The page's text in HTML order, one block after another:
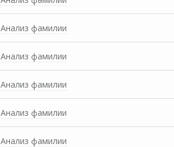
Анализ фамилии
Анализ фамилии
Анализ фамилии
Анализ фамилии
Анализ фамилии